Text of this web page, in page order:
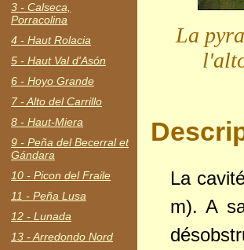
3 - Calseca,
Porracolina
4 - Haut Rolacia
5 - Haut Val d'Asón
6 - Hoyo Grande
7 - Alto del Carrillo
8 - Haut-Miera
9 - Peña del Becerral et
Gándara
10 - Picon del Fraile
11 - Peña Lusa
12 - Lunada
13 - Arredondo Nord
La
La
m). A